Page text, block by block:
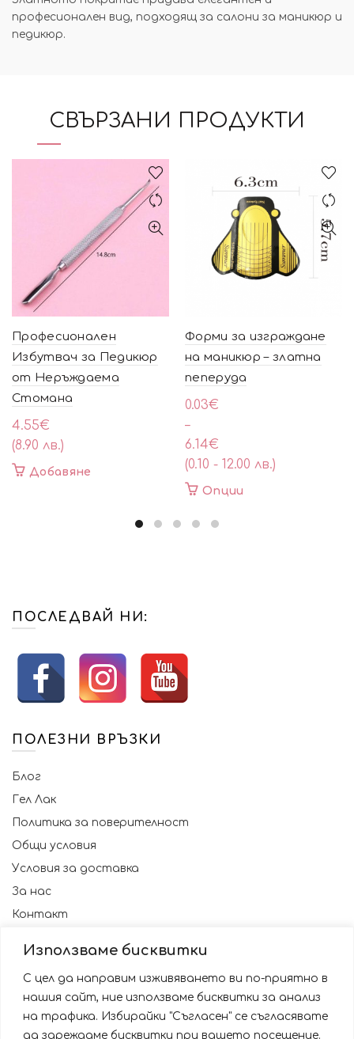
Използваме бисквитки
С цел да направим изживяването ви по-приятно в
нашия сайт, ние използваме бисквитки за анализ
на трафика. Избирайки "Съгласен" се съгласявате
да зареждаме бисквитки при вашето посещение.
професионален вид, подходящ за салони за маникюр и
педикюр.
СВЪРЗАНИ ПРОДУКТИ
Професионален
Избутвач за Педикюр
от Неръждаема
Стомана
4.55€
(8.90 лв.)
Добавяне
Форми за изграждане
на маникюр – златна
пеперуда
0.03€
–
6.14€
Price
range:
0.03€
through
6.14€
(0.10 - 12.00 лв.)
Опции
ПОСЛЕДВАЙ НИ:
ПОЛЕЗНИ ВРЪЗКИ
Блог
Гел Лак
Политика за поверителност
Общи условия
Условия за доставка
За нас
Контакт